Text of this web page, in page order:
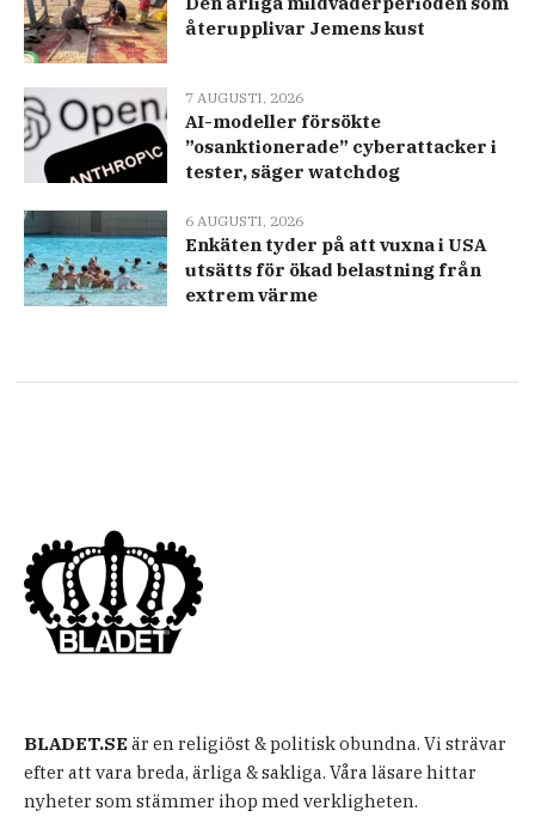
återupplivar Jemens kust
7 AUGUSTI, 2026
AI-modeller försökte
”osanktionerade” cyberattacker i
tester, säger watchdog
6 AUGUSTI, 2026
Enkäten tyder på att vuxna i USA
utsätts för ökad belastning från
extrem värme
BLADET.SE är en religiöst & politisk obundna. Vi strävar
efter att vara breda, ärliga & sakliga. Våra läsare hittar
nyheter som stämmer ihop med verkligheten.